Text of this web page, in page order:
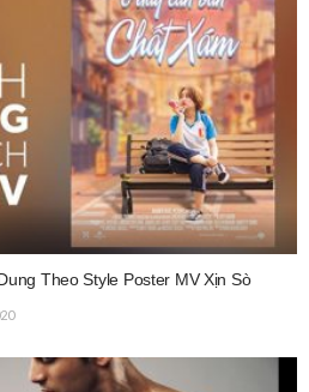
Theo Style Poster MV Xịn Sò